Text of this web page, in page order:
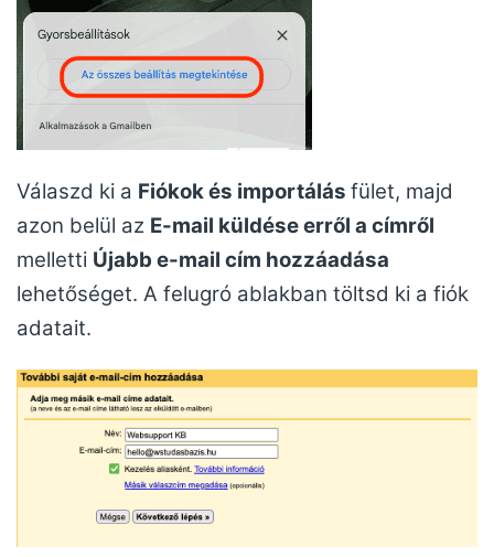
Válaszd ki a Fiókok és importálás fület, majd
azon belül az E-mail küldése erről a címről
melletti Újabb e-mail cím hozzáadása
lehetőséget. A felugró ablakban töltsd ki a fiók
adatait.